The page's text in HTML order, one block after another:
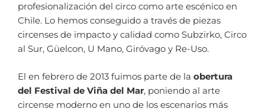
profesionalización del circo como arte escénico en
Chile. Lo hemos conseguido a través de piezas
circenses de impacto y calidad como Subzirko, Circo
al Sur, Güelcon, U Mano, Giróvago y Re-Uso.
El en febrero de 2013 fuimos parte de la obertura
del Festival de Viña del Mar, poniendo al arte
circense moderno en uno de los escenarios más